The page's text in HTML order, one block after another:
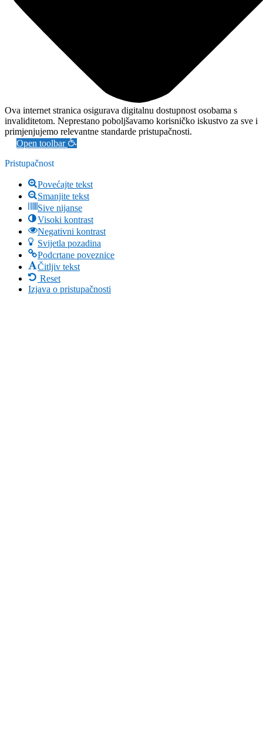
Ova internet stranica osigurava digitalnu dostupnost osobama s
invaliditetom. Neprestano poboljšavamo korisničko iskustvo za sve i
primjenjujemo relevantne standarde pristupačnosti.
Open toolbar
Pristupačnost
Povećajte tekst
Smanjite tekst
Sive nijanse
Visoki kontrast
Negativni kontrast
Svijetla pozadina
Podcrtane poveznice
Čitljiv tekst
Reset
Izjava o pristupačnosti